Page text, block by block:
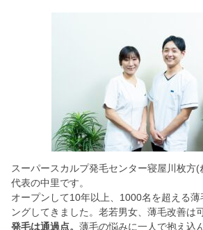
スーパースカルプ発毛センター寝屋川枚方
代表の中里です。
オープンして10年以上、1000名を超える薄
ングしてきました。老若男女、薄毛改善は
発毛は通過点。薄毛の悩みに一人で抱え込